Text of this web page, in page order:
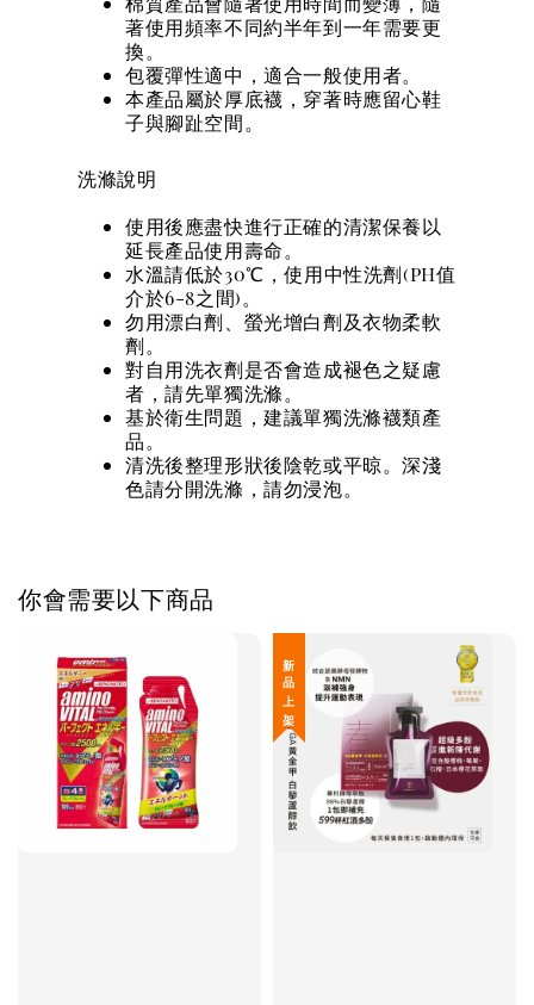
著使用頻率不同約半年到一年需要更
換。
包覆彈性適中，適合一般使用者。
本產品屬於厚底襪，穿著時應留心鞋
子與腳趾空間。
洗滌說明
使用後應盡快進行正確的清潔保養以
延長產品使用壽命。
水溫請低於30℃，使用中性洗劑(PH值
介於6-8之間)。
勿用漂白劑、螢光增白劑及衣物柔軟
劑。
對自用洗衣劑是否會造成褪色之疑慮
者，請先單獨洗滌。
基於衛生問題，建議單獨洗滌襪類產
品。
清洗後整理形狀後陰乾或平晾。深淺
色請分開洗滌，請勿浸泡。
你會需要以下商品
新 品 上 架